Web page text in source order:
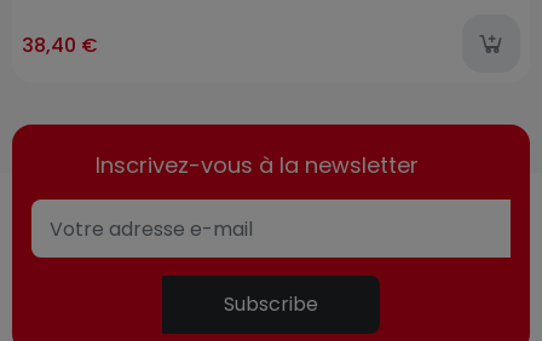
38,40 €
Inscrivez-vous à la newsletter
Subscribe